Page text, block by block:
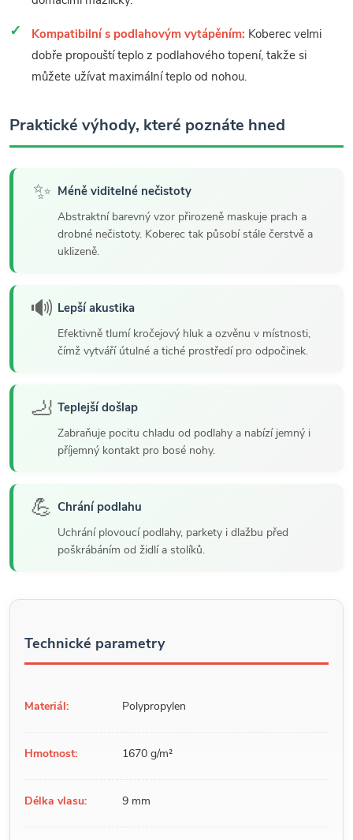
Kompatibilní s podlahovým vytápěním: Koberec velmi
dobře propouští teplo z podlahového topení, takže si
můžete užívat maximální teplo od nohou.
Praktické výhody, které poznáte hned
✨ Méně viditelné nečistoty
Abstraktní barevný vzor přirozeně maskuje prach a
drobné nečistoty. Koberec tak působí stále čerstvě a
uklizeně.
🔊 Lepší akustika
Efektivně tlumí kročejový hluk a ozvěnu v místnosti,
čímž vytváří útulné a tiché prostředí pro odpočinek.
🦶 Teplejší došlap
Zabraňuje pocitu chladu od podlahy a nabízí jemný i
příjemný kontakt pro bosé nohy.
💪 Chrání podlahu
Uchrání plovoucí podlahy, parkety i dlažbu před
poškrábáním od židlí a stolíků.
Technické parametry
Materiál: Polypropylen
Hmotnost: 1670 g/m²
Délka vlasu: 9 mm